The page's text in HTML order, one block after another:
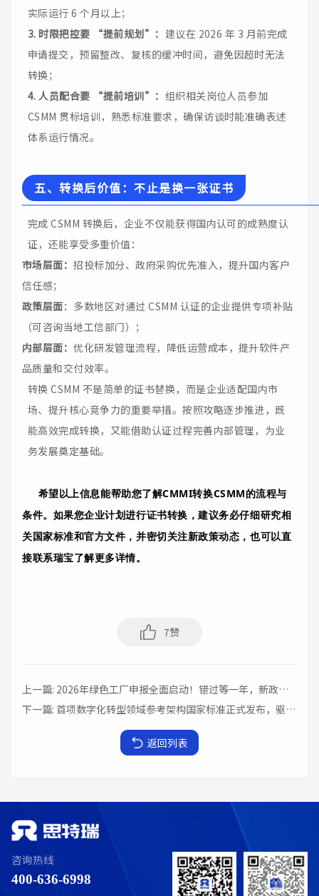
实际运行 6 个月以上；
3. 时限把控要 “提前规划”： 建议在 2026 年 3 月前完成
申请提交，预留整改、复核的缓冲时间，避免因超时无法
转换；
4. 人员配合要 “提前培训”： 组织相关岗位人员参加
CSMM 贯标培训，熟悉标准要求，确保访谈时能准确表述
体系运行情况。
五、转换后价值：不止是换一张证书
完成 CSMM 转换后，企业不仅能获得国内认可的成熟度认
证，还能享受多重价值：
市场层面：招投标加分、政府采购优先准入，提升国内客户
信任感；
政策层面：多数地区对通过 CSMM 认证的企业提供专项补贴
（可咨询当地工信部门）；
内部层面：优化研发管理流程，降低运营成本，提升软件产
品质量和交付效率。
转换 CSMM 不是简单的证书替换，而是企业适配国内市
场、提升核心竞争力的重要举措。按照攻略逐步推进，既
能高效完成转换，又能借助认证过程完善内部管理，为业
务发展奠定基础。
希望以上信息能帮助您了解CMMI转换CSMM的流程与
条件。如果您企业计划进行证书转换，建议务必仔细研究相
关国家标准和官方文件，并密切关注新政策动态，也可以直
接联系瑞宝了解更多详情。
7赞
上一篇: 2026年绿色工厂申报全面启动！错过等一年，新政策动向与实操干货汇总
下一篇: 首项数字化转型领域参考架构国家标准正式发布，驱动两化、DCMM、DLMM与智能制造深度融合
返回列表
咨询热线
400-636-6998